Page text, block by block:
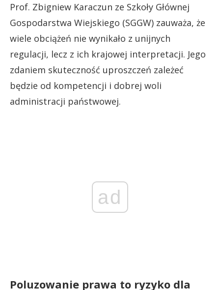
Prof. Zbigniew Karaczun ze Szkoły Głównej
Gospodarstwa Wiejskiego (SGGW) zauważa, że
wiele obciążeń nie wynikało z unijnych
regulacji, lecz z ich krajowej interpretacji. Jego
zdaniem skuteczność uproszczeń zależeć
będzie od kompetencji i dobrej woli
administracji państwowej.
ad
Poluzowanie prawa to ryzyko dla